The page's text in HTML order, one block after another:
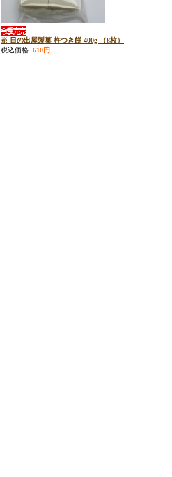
※ 日の出屋製菓 杵つき餅 400g （8枚）
税込価格 610円